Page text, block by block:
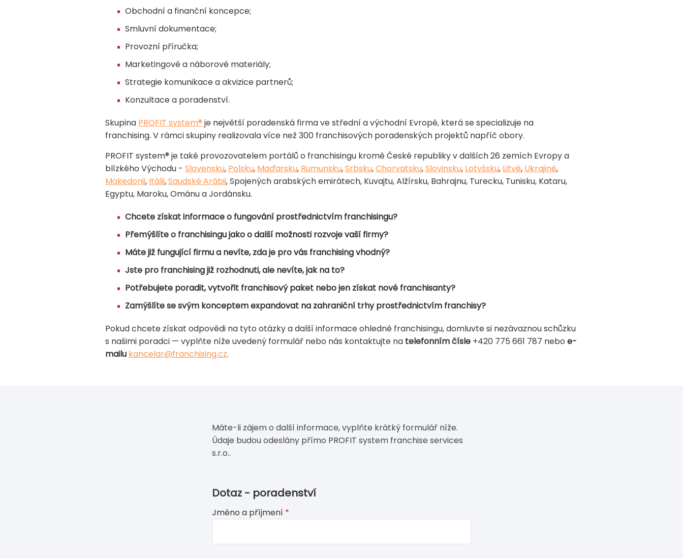
Obchodní a finanční koncepce;
Smluvní dokumentace;
Provozní příručka;
Marketingové a náborové materiály;
Strategie komunikace a akvizice partnerů;
Konzultace a poradenství.
Skupina PROFIT system® je největší poradenská firma ve střední a východní Evropě, která se specializuje na
franchising. V rámci skupiny realizovala více než 300 franchisových poradenských projektů napříč obory.
PROFIT system® je také provozovatelem portálů o franchisingu kromě České republiky v dalších 26 zemích Evropy a
blízkého Východu - Slovensku, Polsku, Maďarsku, Rumunsku,Srbsku,Chorvatsku,Slovinsku, Lotyšsku, Litvě, Ukrajině,
Makedonii, Itálii,Saudské Arábii, Spojených arabských emirátech, Kuvajtu, Alžírsku, Bahrajnu, Turecku, Tunisku, Kataru,
Egyptu, Maroku, Ománu a Jordánsku.
Chcete získat informace o fungování prostřednictvím franchisingu?
Přemýšlíte o franchisingu jako o další možnosti rozvoje vaší firmy?
Máte již fungující firmu a nevíte, zda je pro vás franchising vhodný?
Jste pro franchising již rozhodnuti, ale nevíte, jak na to?
Potřebujete poradit, vytvořit franchisový paket nebo jen získat nové franchisanty?
Zamýšlíte se svým konceptem expandovat na zahraniční trhy prostřednictvím franchisy?
Pokud chcete získat odpovědi na tyto otázky a další informace ohledně franchisingu, domluvte si nezávaznou schůzku
s našimi poradci — vyplňte níže uvedený formulář nebo nás kontaktujte na telefonním čísle +420 775 661 787 nebo e-
mailu kancelar@franchising.cz.
Máte-li zájem o další informace, vyplňte krátký formulář níže.
Údaje budou odeslány přímo PROFIT system franchise services
s.r.o..
Dotaz - poradenství
Jméno a příjmení *
If
see
leave